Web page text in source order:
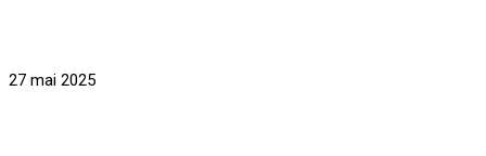
27 mai 2025